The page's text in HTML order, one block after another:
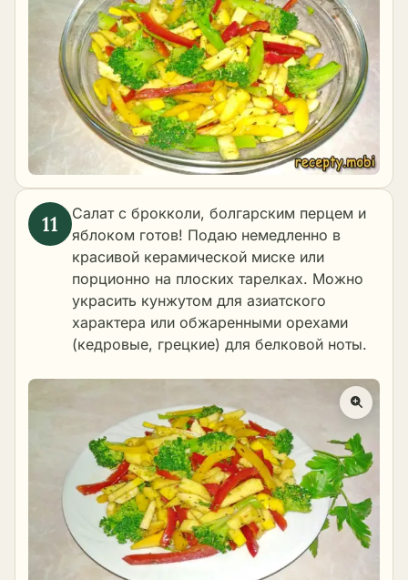
Салат с брокколи, болгарским перцем и
яблоком готов! Подаю немедленно в
красивой керамической миске или
порционно на плоских тарелках. Можно
украсить кунжутом для азиатского
характера или обжаренными орехами
(кедровые, грецкие) для белковой ноты.